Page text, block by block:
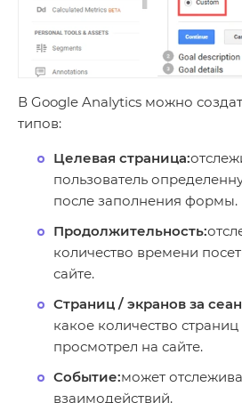
В Google Analytics можно
типов:
Целевая страница:
пользователь
после заполнения формы.
Продолжительность:
количество времени
сайте.
Страниц / экранов за
какое количество страниц
просмотрел на сайте.
Событие:может
взаимодействий.